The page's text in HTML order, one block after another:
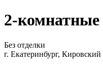
2-
Без отделки
г. Екатеринбург,